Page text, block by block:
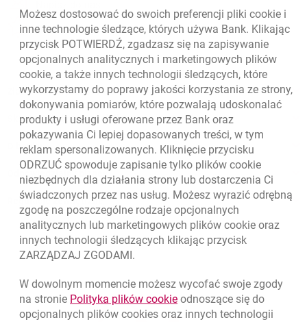
Oceń nas otwiera się w nowej karcie
Złóż wniosek przez internet
Skontaktuj się ze Specjalistą
O banku
Odpowiedzialny biznes
Regulacje zewnętrzne
Możesz dostosować do swoich preferencji pliki cookie i
inne technologie śledzące, których używa Bank. Klikając
przycisk POTWIERDŹ, zgadzasz się na zapisywanie
opcjonalnych analitycznych i marketingowych plików
cookie, a także innych technologii śledzących, które
wykorzystamy do poprawy jakości korzystania ze strony,
dokonywania pomiarów, które pozwalają udoskonalać
produkty i usługi oferowane przez Bank oraz
pokazywania Ci lepiej dopasowanych treści, w tym
reklam spersonalizowanych. Kliknięcie przycisku
ODRZUĆ spowoduje zapisanie tylko plików cookie
niezbędnych dla działania strony lub dostarczenia Ci
świadczonych przez nas usług. Możesz wyrazić odrębną
zgodę na poszczególne rodzaje opcjonalnych
analitycznych lub marketingowych plików cookie oraz
innych technologii śledzących klikając przycisk
ZARZĄDZAJ ZGODAMI.
W dowolnym momencie możesz wycofać swoje zgody
na stronie Polityka plików cookielink otwiera się w nowym
odnoszące się do
opcjonalnych plików cookies oraz innych technologii